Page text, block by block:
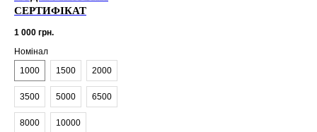
СЕРТИФІКАТ
1 000 грн.
Номінал
1000
1500 2000
3500 5000 6500
8000 10000
ALL RIGHTS
RESERVED
© 2025. LUT